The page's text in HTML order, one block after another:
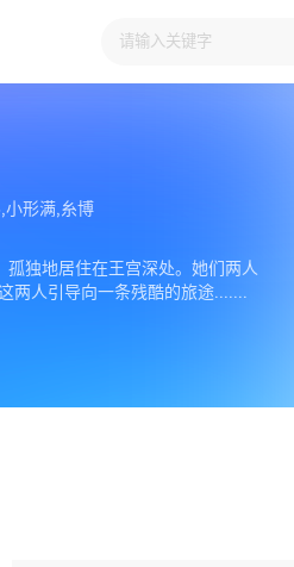
小形满,糸博
独地居住在王宫深处。她们两人
两人引导向一条残酷的旅途.......